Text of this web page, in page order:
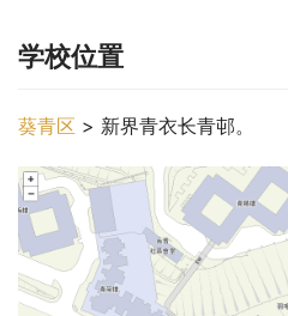
学校位置
葵青区 > 新界青衣长青邨。